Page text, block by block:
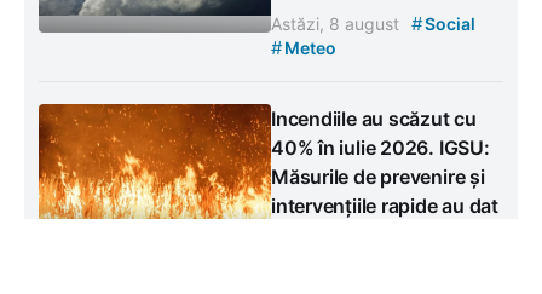
Astăzi, 8 august #Social
#Meteo
Incendiile au scăzut cu
40% în iulie 2026. IGSU:
Măsurile de prevenire și
intervențiile rapide au dat